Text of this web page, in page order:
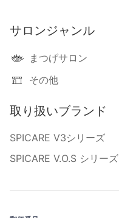
サロンジャンル
まつげサロン
その他
取り扱いブランド
SPICARE V3シリーズ
SPICARE V.O.S シリーズ